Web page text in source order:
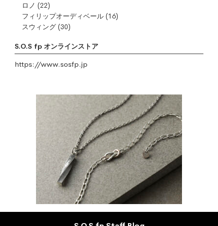
ロノ (22)
フィリップオーディベール (16)
スウィング (30)
S.O.S fp オンラインストア
https://www.sosfp.jp